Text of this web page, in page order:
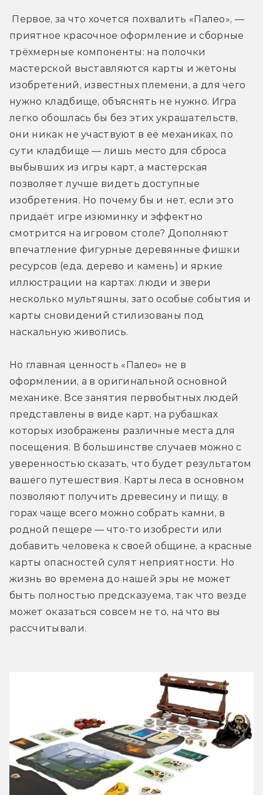
Первое, за что хочется похвалить «Палео», —
приятное красочное оформление и сборные
трёхмерные компоненты: на полочки
мастерской выставляются карты и жетоны
изобретений, известных племени, а для чего
нужно кладбище, объяснять не нужно. Игра
легко обошлась бы без этих украшательств,
они никак не участвуют в её механиках, по
сути кладбище — лишь место для сброса
выбывших из игры карт, а мастерская
позволяет лучше видеть доступные
изобретения. Но почему бы и нет, если это
придаёт игре изюминку и эффектно
смотрится на игровом столе? Дополняют
впечатление фигурные деревянные фишки
ресурсов (еда, дерево и камень) и яркие
иллюстрации на картах: люди и звери
несколько мультяшны, зато особые события и
карты сновидений стилизованы под
наскальную живопись.
Но главная ценность «Палео» не в
оформлении, а в оригинальной основной
механике. Все занятия первобытных людей
представлены в виде карт, на рубашках
которых изображены различные места для
посещения. В большинстве случаев можно с
уверенностью сказать, что будет результатом
вашего путешествия. Карты леса в основном
позволяют получить древесину и пищу, в
горах чаще всего можно собрать камни, в
родной пещере — что-то изобрести или
добавить человека к своей общине, а красные
карты опасностей сулят неприятности. Но
жизнь во времена до нашей эры не может
быть полностью предсказуема, так что везде
может оказаться совсем не то, на что вы
рассчитывали.